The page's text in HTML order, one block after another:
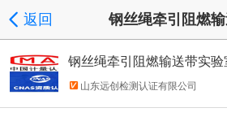
返回 钢丝绳牵引阻燃
钢丝绳牵引阻燃输送带实
件？山东远创检测认证有限公司